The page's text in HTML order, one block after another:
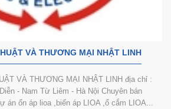
VÀ THƯƠNG MẠI NHẬT LINH
VÀ THƯƠNG MẠI NHẬT LINH địa chỉ :
- Nam Từ Liêm - Hà Nội Chuyên bán
án ổn áp lioa ,biến áp LIOA ,ổ cắm LIOA...